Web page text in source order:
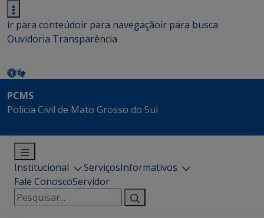
ir para conteúdoir para navegaçãoir para busca
Ouvidoria Transparência
PCMS
Polícia Civil de Mato Grosso do Sul
Institucional ServiçosInformativos
Fale ConoscoServidor
Pesquisar
por: